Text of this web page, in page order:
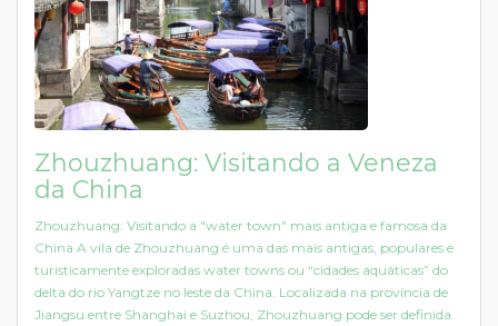
Zhouzhuang: Visitando a Veneza
da China
Zhouzhuang: Visitando a "water town" mais antiga e famosa da
China A vila de Zhouzhuang é uma das mais antigas, populares e
turisticamente exploradas water towns ou “cidades aquáticas” do
delta do rio Yangtze no leste da China. Localizada na província de
Jiangsu entre Shanghai e Suzhou, Zhouzhuang pode ser definida